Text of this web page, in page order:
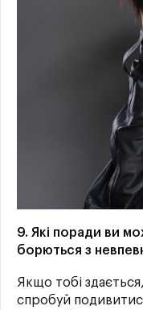
9. Які поради ви
борються з
Якщо тобі
спробуй